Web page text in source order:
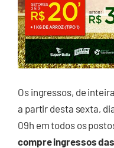
Os ingressos, de
a partir desta sexta,
09h em todos os
compre ingressos